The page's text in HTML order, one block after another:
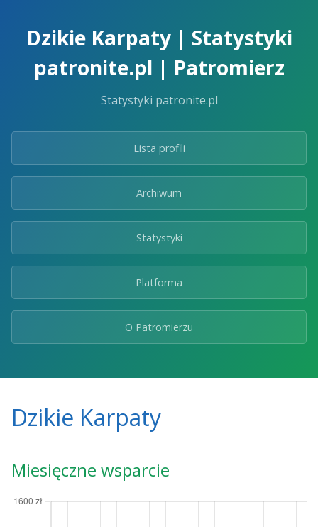
Dzikie Karpaty | Statystyki
patronite.pl | Patromierz
Statystyki patronite.pl
Lista profili
Archiwum
Statystyki
Platforma
O Patromierzu
Dzikie Karpaty
Miesięczne wsparcie